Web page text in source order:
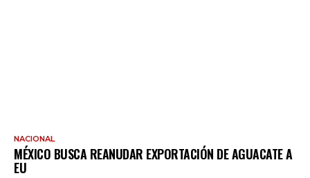
NACIONAL
MÉXICO BUSCA REANUDAR EXPORTACIÓN DE AGUACATE A
EU